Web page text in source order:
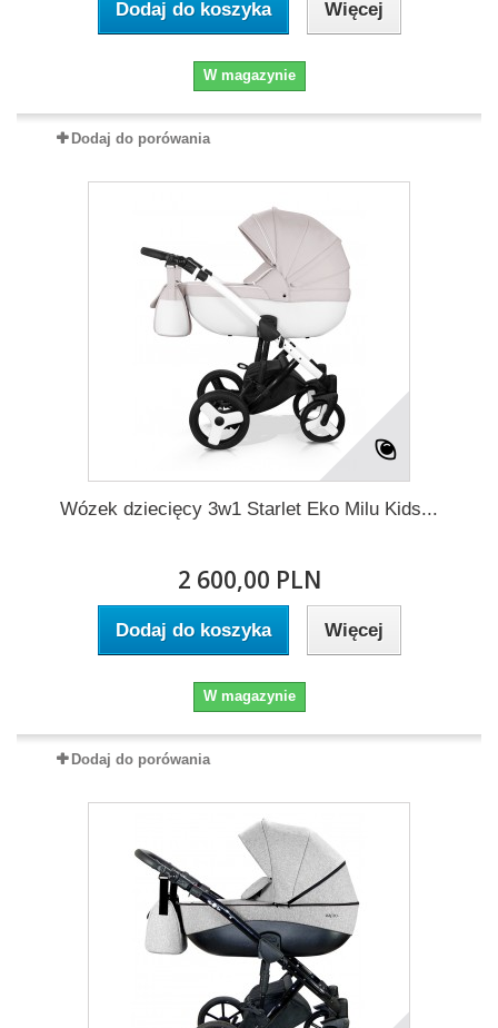
Dodaj do koszyka Więcej
W magazynie
Dodaj do porówania
Wózek dziecięcy 3w1 Starlet Eko Milu Kids...
2 600,00 PLN
Dodaj do koszyka Więcej
W magazynie
Dodaj do porówania